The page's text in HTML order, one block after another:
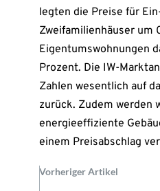
legten die Preise für
Zweifamilienhäuser um
Eigentumswohnungen
Prozent. Die IW-
Zahlen wesentlich auf
zurück. Zudem werden
energieeffiziente
einem Preisabschlag
Vorheriger Artikel